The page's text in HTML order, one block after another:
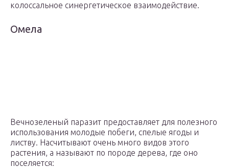
колоссальное синергетическое взаимодействие.
Омела
Вечнозеленый паразит предоставляет для полезного
использования молодые побеги, спелые ягоды и
листву. Насчитывают очень много видов этого
растения, а называют по породе дерева, где оно
поселяется: